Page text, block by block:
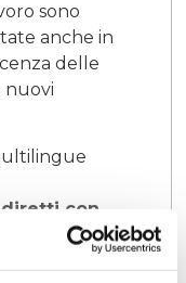
sono
anche in
delle
nuovi
con